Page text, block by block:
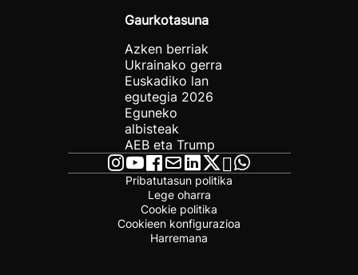
Gaurkotasuna
Azken berriak
Ukrainako gerra
Euskadiko lan
egutegia 2026
Eguneko
albisteak
AEB eta Trump
Pribatutasun politika
Lege oharra
Cookie politika
Cookieen konfigurazioa
Harremana